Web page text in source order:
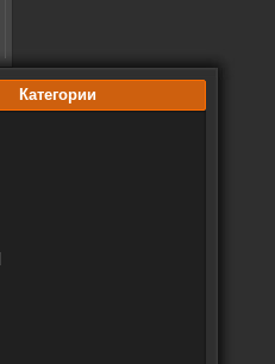
Категории